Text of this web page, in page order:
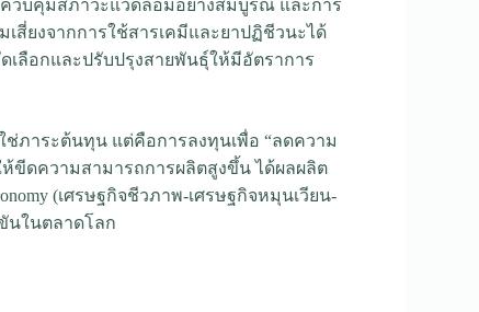
วบคุมสภาวะแวดล้อมอย่างสมบูรณ์ และการ
สี่ยงจากการใช้สารเคมีและยาปฏิชีวนะได้
ลือกและปรับปรุงสายพันธุ์ให้มีอัตราการ
ภาระต้นทุน แต่คือการลงทุนเพื่อ “ลดความ
ขีดความสามารถการผลิตสูงขึ้น ได้ผลผลิต
(เศรษฐกิจชีวภาพ-เศรษฐกิจหมุนเวียน-
นในตลาดโลก